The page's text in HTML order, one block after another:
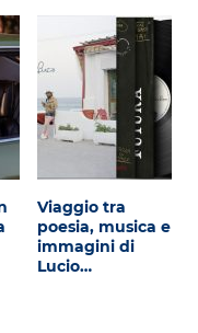
Viaggio tra
poesia, musica e
immagini di
Lucio…